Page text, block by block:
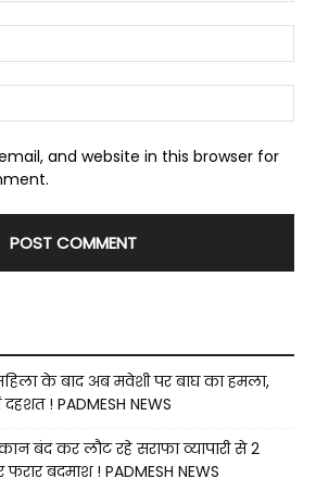
and website in this browser for
के बाद अब मवेशी पर बाघ का हमला,
! PADMESH NEWS
बंद कर लौट रहे सराफा व्यापारी से 2
बदमाश ! PADMESH NEWS